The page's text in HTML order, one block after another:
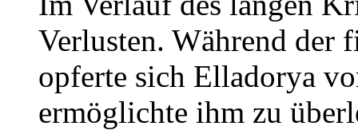
Verlusten. Während der
opferte sich Elladorya
ermöglichte ihm zu